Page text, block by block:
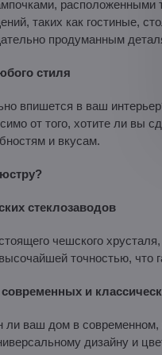
расположенными
таких как гостиные,
продуманным
стиля
впишется в ваш
от того, хотите ли вы
и вкусам.
стеклозаводов
чешского
точностью, что
и
ваш дом в современном,
дизайну и